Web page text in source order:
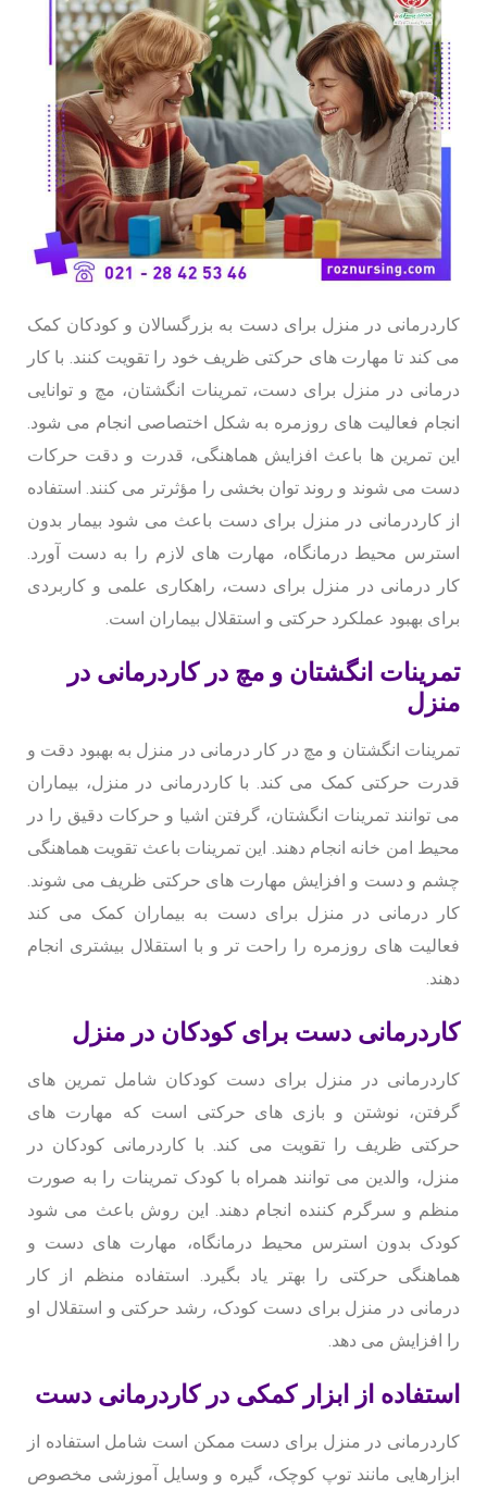
کاردرمانی در منزل برای دست به بزرگسالان و کودکان کمک
می کند تا مهارت های حرکتی ظریف خود را تقویت کنند. با کار
درمانی در منزل برای دست، تمرینات انگشتان، مچ و توانایی
انجام فعالیت های روزمره به شکل اختصاصی انجام می شود.
این تمرین ها باعث افزایش هماهنگی، قدرت و دقت حرکات
دست می شوند و روند توان بخشی را مؤثرتر می کنند. استفاده
از کاردرمانی در منزل برای دست باعث می شود بیمار بدون
استرس محیط درمانگاه، مهارت های لازم را به دست آورد.
کار درمانی در منزل برای دست، راهکاری علمی و کاربردی
برای بهبود عملکرد حرکتی و استقلال بیماران است.
تمرینات انگشتان و مچ در کاردرمانی در
منزل
تمرینات انگشتان و مچ در کار درمانی در منزل به بهبود دقت و
قدرت حرکتی کمک می کند. با کاردرمانی در منزل، بیماران
می توانند تمرینات انگشتان، گرفتن اشیا و حرکات دقیق را در
محیط امن خانه انجام دهند. این تمرینات باعث تقویت هماهنگی
چشم و دست و افزایش مهارت های حرکتی ظریف می شوند.
کار درمانی در منزل برای دست به بیماران کمک می کند
فعالیت های روزمره را راحت تر و با استقلال بیشتری انجام
دهند.
کاردرمانی دست برای کودکان در منزل
کاردرمانی در منزل برای دست کودکان شامل تمرین های
گرفتن، نوشتن و بازی های حرکتی است که مهارت های
حرکتی ظریف را تقویت می کند. با کاردرمانی کودکان در
منزل، والدین می توانند همراه با کودک تمرینات را به صورت
منظم و سرگرم کننده انجام دهند. این روش باعث می شود
کودک بدون استرس محیط درمانگاه، مهارت های دست و
هماهنگی حرکتی را بهتر یاد بگیرد. استفاده منظم از کار
درمانی در منزل برای دست کودک، رشد حرکتی و استقلال او
را افزایش می دهد.
استفاده از ابزار کمکی در کاردرمانی دست
کاردرمانی در منزل برای دست ممکن است شامل استفاده از
ابزارهایی مانند توپ کوچک، گیره و وسایل آموزشی مخصوص